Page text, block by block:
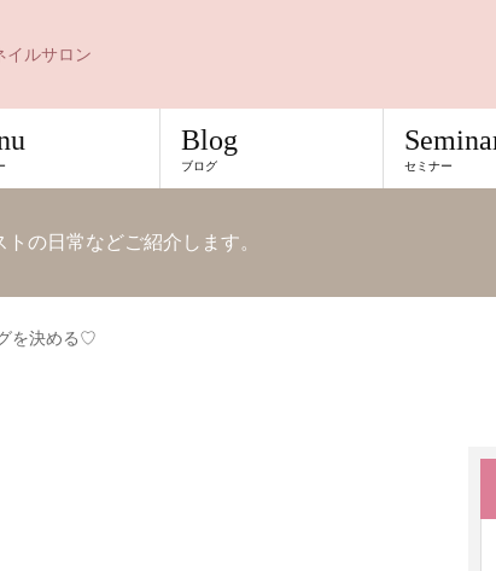
イルサロン
Blog
ブログ セミナー
の日常などご紹介します。
を決める♡